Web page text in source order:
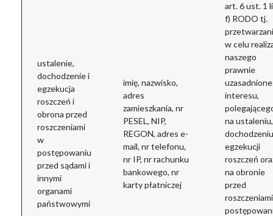
ustalenie,
dochodzenie i
egzekucja
roszczeń i
obrona przed
roszczeniami
w
postępowaniu
przed sądami i
innymi
organami
państwowymi
imię, nazwisko,
adres
zamieszkania, nr
PESEL, NIP,
REGON, adres e-
mail, nr telefonu,
nr IP, nr rachunku
bankowego, nr
karty płatniczej
art. 6 ust. 1
f) RODO tj.
w celu
naszego
prawnie
interesu,
na ustaleniu,
egzekucji
roszczeń
na obronie
przed